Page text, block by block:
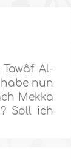
Al-
nun
Mekka
Soll ich